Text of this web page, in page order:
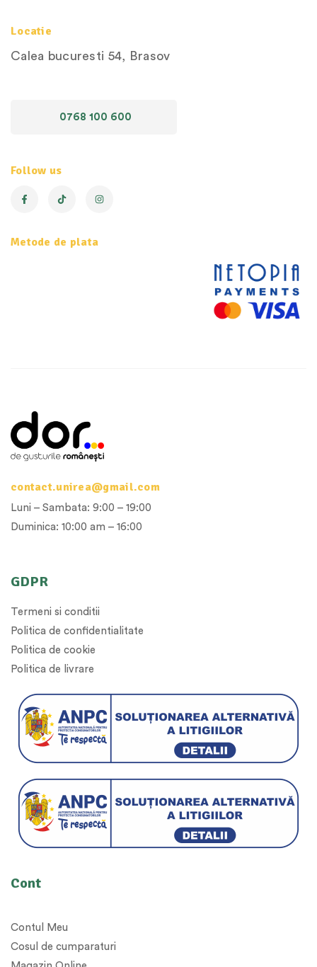
Locatie
Calea bucuresti 54, Brasov
0768 100 600
Follow us
Metode de plata
GDPR
Termeni si conditii
Politica de confidentialitate
Politica de cookie
Politica de livrare
Cont
Contul Meu
Cosul de cumparaturi
contact.unirea@gmail.com
Luni – Sambata: 9:00 – 19:00
Duminica: 10:00 am – 16:00